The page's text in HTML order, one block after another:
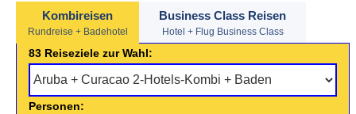
Kombireisen
Rundreise + Badehotel
Business Class Reisen
Hotel + Flug Business Class
83 Reiseziele zur Wahl:
Personen: